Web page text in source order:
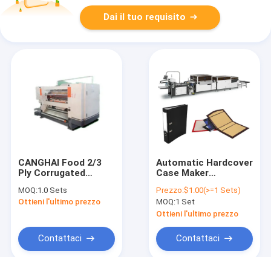
Dai il tuo requisito
CANGHAI Food 2/3
Ply Corrugated
Production Line
Corrugated
Making Machine
MOQ:1.0 Sets
Ottieni l'ultimo prezzo
Contattaci
Automatic Hardcover
Case Maker
Packing Machine
Case Making Machine
Prezzo:$1.00(>=1 Sets)
MOQ:1 Set
Ottieni l'ultimo prezzo
Contattaci